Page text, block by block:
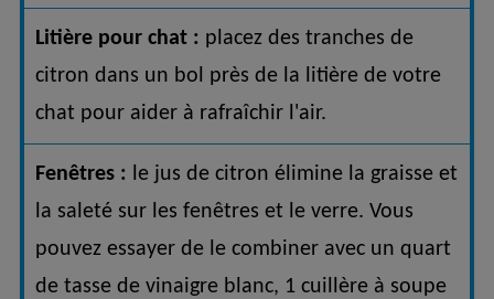
Litière pour chat : placez des tranches de
citron dans un bol près de la litière de votre
chat pour aider à rafraîchir l'air.
Fenêtres : le jus de citron élimine la graisse et
la saleté sur les fenêtres et le verre. Vous
pouvez essayer de le combiner avec un quart
de tasse de vinaigre blanc, 1 cuillère à soupe